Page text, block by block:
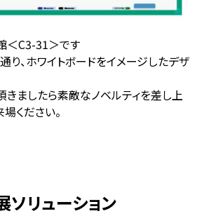
＜C3-31＞です
り、ホワイトボードをイメージしたデザ
きましたら素敵なノベルティを差し上
ください。
ソリューション